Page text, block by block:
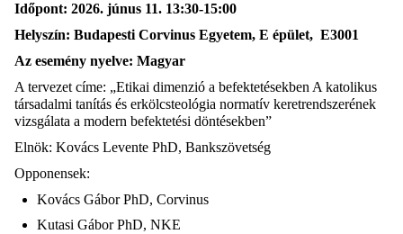
Időpont: 2026. júnus 11. 13:30-15:00
Helyszín: Budapesti Corvinus Egyetem, E épület, E3001
Az esemény nyelve: Magyar
A tervezet címe: „Etikai dimenzió a befektetésekben A katolikus
társadalmi tanítás és erkölcsteológia normatív keretrendszerének
vizsgálata a modern befektetési döntésekben”
Elnök: Kovács Levente PhD, Bankszövetség
Opponensek:
Kovács Gábor PhD, Corvinus
Kutasi Gábor PhD, NKE